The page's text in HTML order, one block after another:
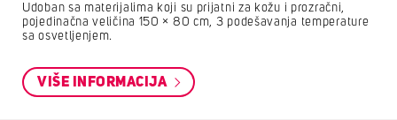
Udoban sa materijalima koji su prijatni za kožu i prozračni,
pojedinačna veličina 150 × 80 cm, 3 podešavanja temperature
sa osvetljenjem.
VIŠE INFORMACIJA